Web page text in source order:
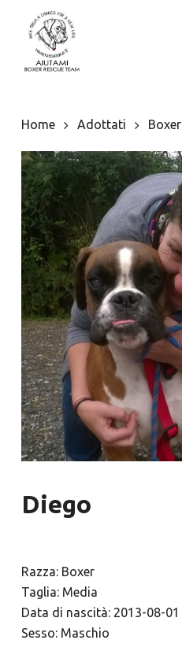
content
Home Adottati Boxer
Diego
Razza: Boxer
Taglia: Media
Data di nascità: 2013-08-01
Sesso: Maschio